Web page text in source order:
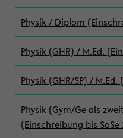
Physik / Diplom
Physik (GHR) / M.Ed.
Physik (GHR/SP) /
Physik (Gym/Ge als
(Einschreibung bis SoSe